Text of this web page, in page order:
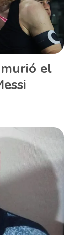
el